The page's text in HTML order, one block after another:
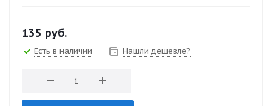
135 руб.
Есть в наличии Нашли дешевле?